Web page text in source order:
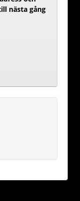
nästa gång